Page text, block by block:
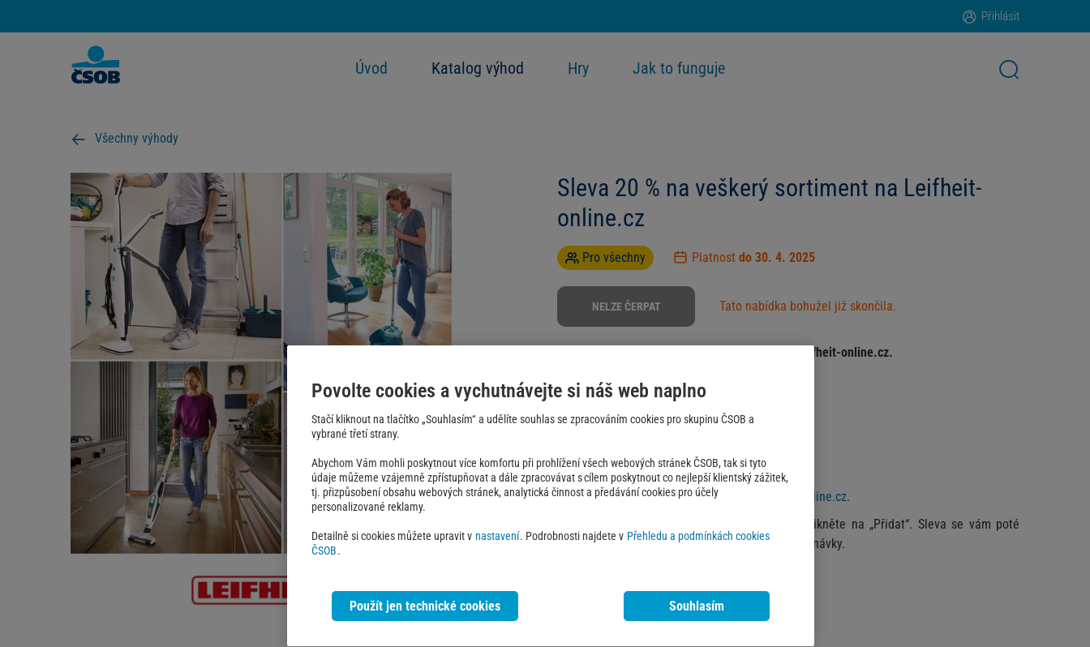
Přihlásit
Úvod Katalog výhod Hry Jak to funguje
Všechny výhody
Sleva 20 % na veškerý sortiment na Leifheit-
online.cz
Pro všechny Platnost do 30. 4. 2025
NELZE ČERPAT Tato nabídka bohužel již skončila.
Využijte slevu 20 % na celý sortiment na www.leifheit-online.cz.
Jak čerpat nabídku
Klikněte na tlačítko 'Získat nabídku'.
Zkopírujte kód a vyberte si na
Leifheit-online.cz.
Kód vložte do pole "Dárky a Slevy" a klikněte na „Přidat“. Sleva se vám poté
automaticky odečte z celkové ceny objednávky.
Povolte cookies a vychutnávejte si náš web naplno
Stačí kliknout na tlačítko „Souhlasím“ a udělíte souhlas se zpracováním cookies pro skupinu ČSOB a
vybrané třetí strany.
Abychom Vám mohli poskytnout více komfortu při prohlížení všech webových stránek ČSOB, tak si tyto
údaje můžeme vzájemně zpřístupňovat a dále zpracovávat s cílem poskytnout co nejlepší klientský zážitek,
tj. přizpůsobení obsahu webových stránek, analytická činnost a předávání cookies pro účely
personalizované reklamy.
Detailně si cookies můžete upravit v nastavení. Podrobnosti najdete v Přehledu a podmínkách cookies
ČSOB.
Použít jen technické cookies Souhlasím